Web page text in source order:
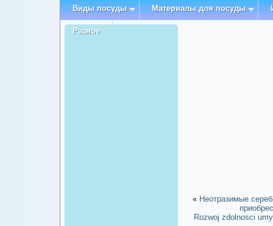
Виды посуды Материалы для посуды
Разное
« Неотразимые
Rozwoj zdolnosci